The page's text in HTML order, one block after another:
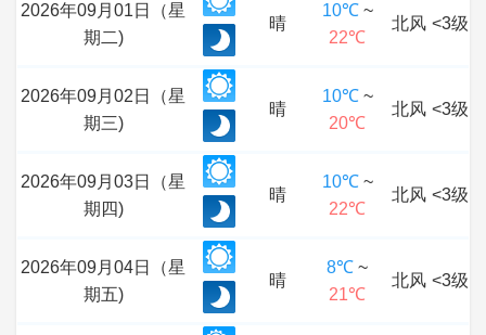
2026年09月01日（星
期二)
晴
10℃~
22℃
北风 <3级
2026年09月02日（星
期三)
晴
10℃~
20℃
北风 <3级
2026年09月03日（星
期四)
晴
10℃~
22℃
北风 <3级
2026年09月04日（星
期五)
晴
8℃ ~
21℃
北风 <3级